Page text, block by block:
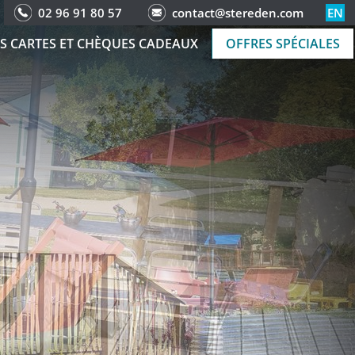
02 96 91 80 57 contact@stereden.com EN
CARTES ET CHÈQUES CADEAUX OFFRES SPÉCIALES